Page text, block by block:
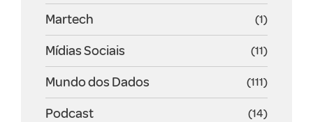
Martech (1)
Mídias Sociais (11)
Mundo dos Dados (111)
Podcast (14)